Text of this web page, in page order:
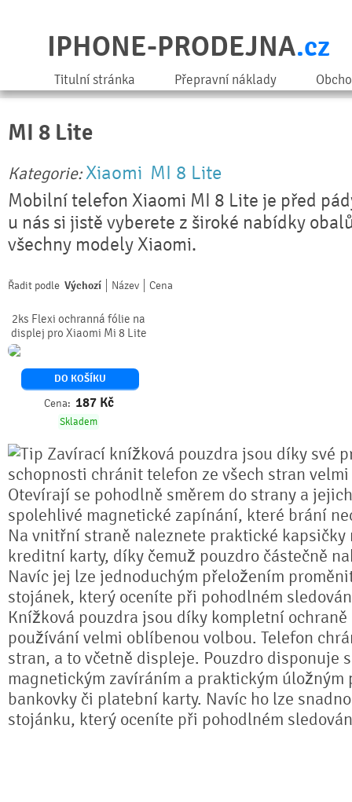
IPHONE-PRODEJNA.cz
Titulní stránka Přepravní náklady
MI 8 Lite
Kategorie:Xiaomi MI 8 Lite
Mobilní telefon Xiaomi MI 8 Lite je před
u nás si jistě vyberete z široké nabídky
všechny modely Xiaomi.
Řadit podle Výchozí Název Cena
2ks Flexi ochranná fólie na
displej pro Xiaomi Mi 8 Lite
DO KOŠÍKU
Cena: 187 Kč
Skladem
Zavírací knížková pouzdra jsou díky své
schopnosti chránit telefon ze všech stran
Otevírají se pohodlně směrem do strany a
spolehlivé magnetické zapínání, které brání
Na vnitřní straně naleznete praktické kapsičky
kreditní karty, díky čemuž pouzdro částečně
Navíc jej lze jednoduchým přeložením
stojánek, který oceníte při pohodlném
Knížková pouzdra jsou díky kompletní ochraně
používání velmi oblíbenou volbou. Telefon
stran, a to včetně displeje. Pouzdro disponuje
magnetickým zavíráním a praktickým úložným
bankovky či platební karty. Navíc ho lze
stojánku, který oceníte při pohodlném